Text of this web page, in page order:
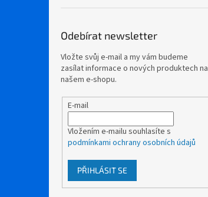
Odebírat newsletter
Vložte svůj e-mail a my vám budeme
zasílat informace o nových produktech na
našem e-shopu.
E-mail
Vložením e-mailu souhlasíte s
podmínkami ochrany osobních údajů
PŘIHLÁSIT SE